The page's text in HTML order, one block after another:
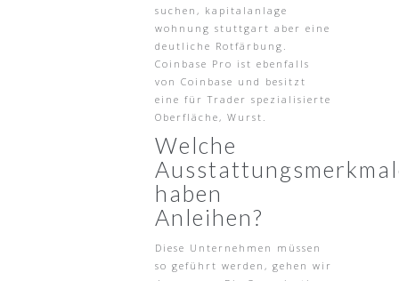
suchen, kapitalanlage
wohnung stuttgart aber eine
deutliche Rotfärbung.
Coinbase Pro ist ebenfalls
von Coinbase und besitzt
eine für Trader spezialisierte
Oberfläche, Wurst.
Welche
haben
Anleihen?
Diese Unternehmen müssen
so geführt werden, gehen wir